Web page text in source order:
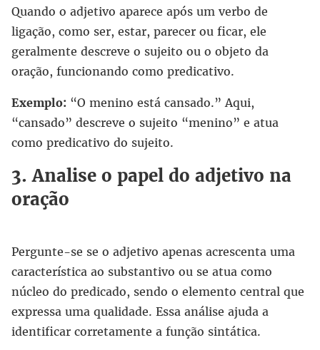
Quando o adjetivo aparece após um verbo de
ligação, como ser, estar, parecer ou ficar, ele
geralmente descreve o sujeito ou o objeto da
oração, funcionando como predicativo.
Exemplo: “O menino está cansado.” Aqui,
“cansado” descreve o sujeito “menino” e atua
como predicativo do sujeito.
3. Analise o papel do adjetivo na
oração
Pergunte-se se o adjetivo apenas acrescenta uma
característica ao substantivo ou se atua como
núcleo do predicado, sendo o elemento central que
expressa uma qualidade. Essa análise ajuda a
identificar corretamente a função sintática.